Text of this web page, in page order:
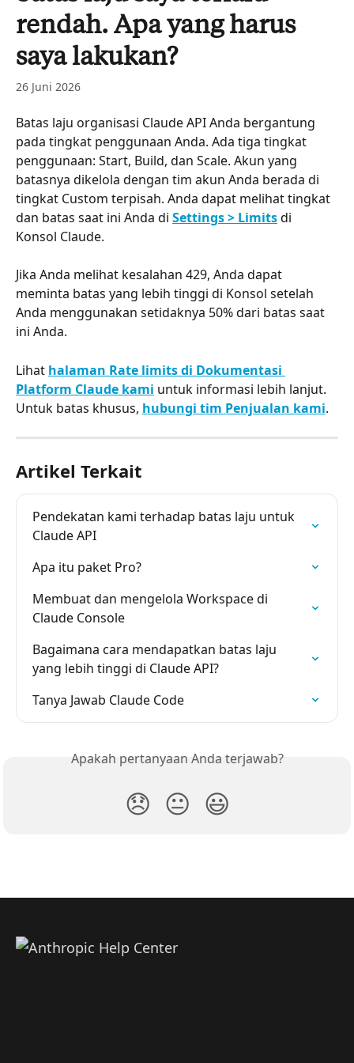
rendah. Apa yang harus
saya lakukan?
26 Juni 2026
Batas laju organisasi Claude API Anda bergantung
pada tingkat penggunaan Anda. Ada tiga tingkat
penggunaan: Start, Build, dan Scale. Akun yang
batasnya dikelola dengan tim akun Anda berada di
tingkat Custom terpisah. Anda dapat melihat tingkat
dan batas saat ini Anda di Settings > Limits di
Konsol Claude.
Jika Anda melihat kesalahan 429, Anda dapat
meminta batas yang lebih tinggi di Konsol setelah
Anda menggunakan setidaknya 50% dari batas saat
ini Anda.
Lihat halaman Rate limits di Dokumentasi
Platform Claude kami untuk informasi lebih lanjut.
Untuk batas khusus, hubungi tim Penjualan kami.
Artikel Terkait
Pendekatan kami terhadap batas laju untuk
Claude API
Apa itu paket Pro?
Membuat dan mengelola Workspace di
Claude Console
Bagaimana cara mendapatkan batas laju
yang lebih tinggi di Claude API?
Tanya Jawab Claude Code
Apakah pertanyaan Anda terjawab?
😞 😐 😃